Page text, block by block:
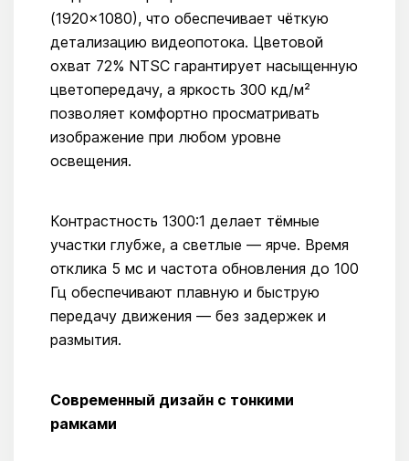
(1920×1080), что обеспечивает чёткую
детализацию видеопотока. Цветовой
охват 72% NTSC гарантирует насыщенную
цветопередачу, а яркость 300 кд/м²
позволяет комфортно просматривать
изображение при любом уровне
освещения.
Контрастность 1300:1 делает тёмные
участки глубже, а светлые — ярче. Время
отклика 5 мс и частота обновления до 100
Гц обеспечивают плавную и быструю
передачу движения — без задержек и
размытия.
Современный дизайн с тонкими
рамками